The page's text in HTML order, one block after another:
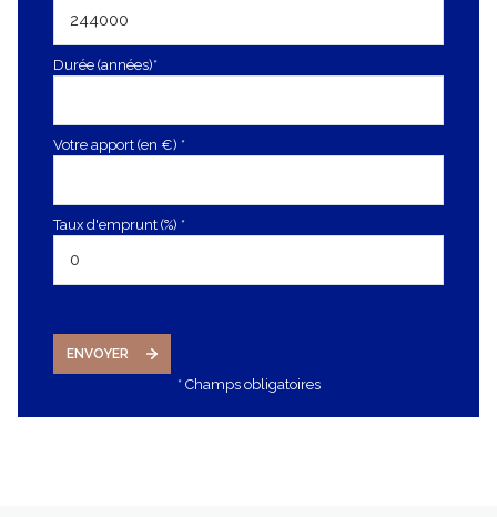
Durée (années)*
Votre apport (en €) *
Taux d'emprunt (%) *
ENVOYER
* Champs obligatoires